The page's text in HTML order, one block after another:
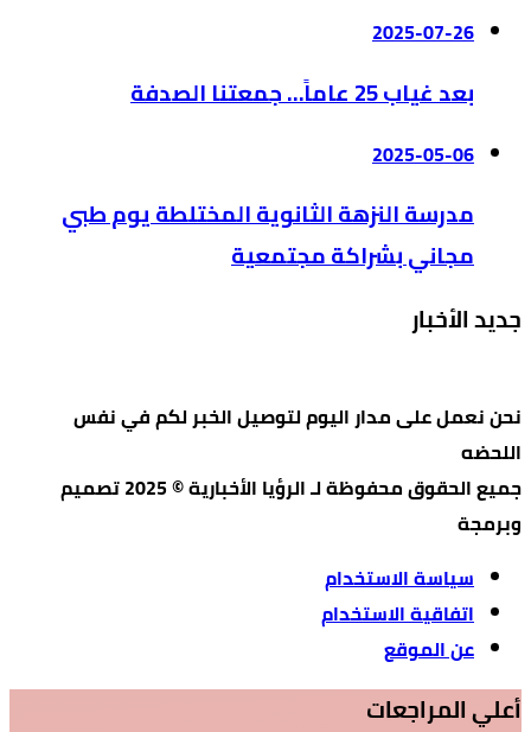
2025-07-26
بعد غياب 25 عاماً… جمعتنا الصدفة
2025-05-06
مدرسة النزهة الثانوية المختلطة يوم طبي
مجاني بشراكة مجتمعية
جديد الأخبار
نحن نعمل على مدار اليوم لتوصيل الخبر لكم في نفس
اللحضه
جميع الحقوق محفوظة لـ الرؤيا الأخبارية © 2025 تصميم
وبرمجة
سياسة الاستخدام
اتفاقية الاستخدام
عن الموقع
أعلي المراجعات